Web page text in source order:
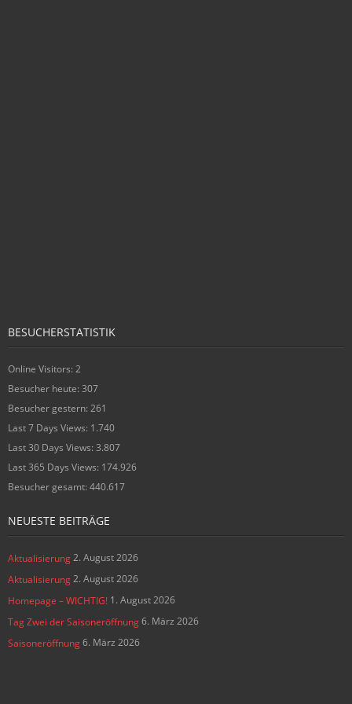
BESUCHERSTATISTIK
Online Visitors: 2
Besucher heute: 307
Besucher gestern: 261
Last 7 Days Views: 1.740
Last 30 Days Views: 3.807
Last 365 Days Views: 174.926
Besucher gesamt: 440.617
NEUESTE BEITRÄGE
Aktualisierung2. August 2026
Aktualisierung2. August 2026
Homepage – WICHTIG! 1. August 2026
Tag Zwei der Saisoneröffnung6. März 2026
Saisoneröffnung6. März 2026